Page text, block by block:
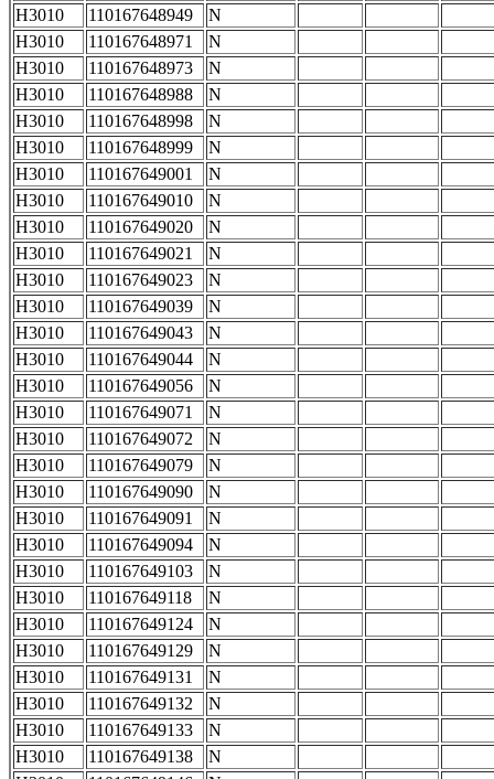
H3010
110167648949
N
H3010
110167648971
N
H3010
110167648973
N
H3010
110167648988
N
H3010
110167648998
N
H3010
110167648999
N
H3010
110167649001
N
H3010
110167649010
N
H3010
110167649020
N
H3010
110167649021
N
H3010
110167649023
N
H3010
110167649039
N
H3010
110167649043
N
H3010
110167649044
N
H3010
110167649056
N
H3010
110167649071
N
H3010
110167649072
N
H3010
110167649079
N
H3010
110167649090
N
H3010
110167649091
N
H3010
110167649094
N
H3010
110167649103
N
H3010
110167649118
N
H3010
110167649124
N
H3010
110167649129
N
H3010
110167649131
N
H3010
110167649132
N
H3010
110167649133
N
H3010
110167649138
N